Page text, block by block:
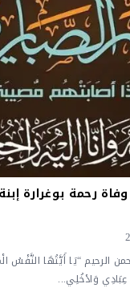
رحمة بوغرارة
الرحيم “يَا أَيَّتُهَا النَّفْسُ
وَادْخُلِي...